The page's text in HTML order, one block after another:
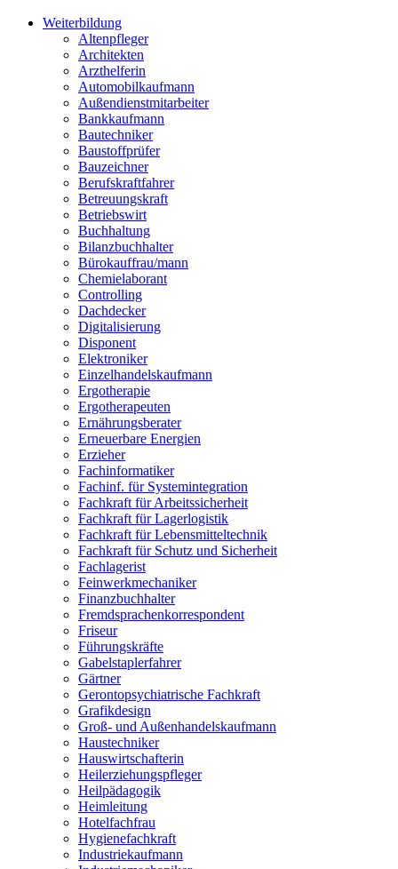
Weiterbildung
Altenpfleger
Architekten
Arzthelferin
Automobilkaufmann
Außendienstmitarbeiter
Bankkaufmann
Bautechniker
Baustoffprüfer
Bauzeichner
Berufskraftfahrer
Betreuungskraft
Betriebswirt
Buchhaltung
Bilanzbuchhalter
Bürokauffrau/mann
Chemielaborant
Controlling
Dachdecker
Digitalisierung
Disponent
Elektroniker
Einzelhandelskaufmann
Ergotherapie
Ergotherapeuten
Ernährungsberater
Erneuerbare Energien
Erzieher
Fachinformatiker
Fachinf. für Systemintegration
Fachkraft für Arbeitssicherheit
Fachkraft für Lagerlogistik
Fachkraft für Lebensmitteltechnik
Fachkraft für Schutz und Sicherheit
Fachlagerist
Feinwerkmechaniker
Finanzbuchhalter
Fremdsprachenkorrespondent
Friseur
Führungskräfte
Gabelstaplerfahrer
Gärtner
Gerontopsychiatrische Fachkraft
Grafikdesign
Groß- und Außenhandelskaufmann
Haustechniker
Hauswirtschafterin
Heilerziehungspfleger
Heilpädagogik
Heimleitung
Hotelfachfrau
Hygienefachkraft
Industriekaufmann